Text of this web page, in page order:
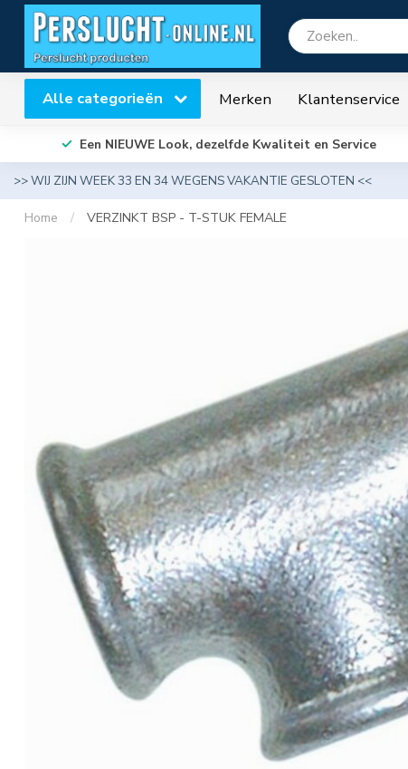
Alle categorieën Merken Klantenservice
Een NIEUWE Look, dezelfde Kwaliteit en Service
>> WIJ ZIJN WEEK 33 EN 34 WEGENS VAKANTIE GESLOTEN <<
Home / VERZINKT BSP - T-STUK FEMALE